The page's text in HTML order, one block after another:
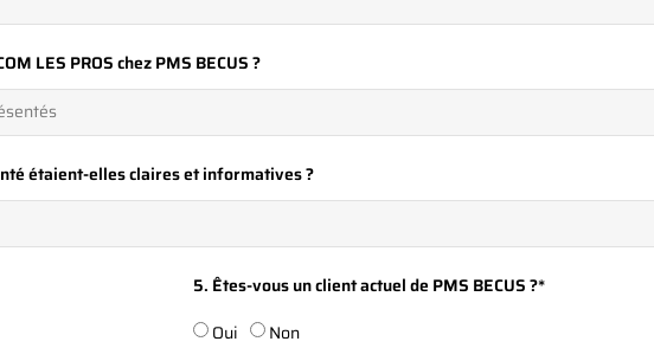
LES PROS chez PMS BECUS ?
étaient-elles claires et informatives ?
5. Êtes-vous un client actuel de PMS BECUS ?*
Oui
Non